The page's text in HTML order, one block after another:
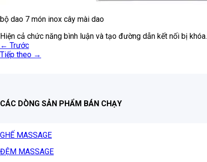
bộ dao 7 món inox cây mài dao
Hiện cả chức năng bình luận và tạo đường dẫn kết nối bị khóa.
← Trước
Tiếp theo →
CÁC DÒNG SẢN PHẨM BÁN CHẠY
GHẾ MASSAGE
ĐỆM MASSAGE